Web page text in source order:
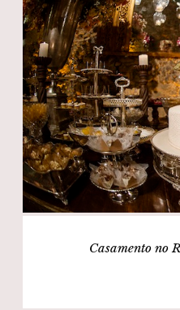
Casamento no